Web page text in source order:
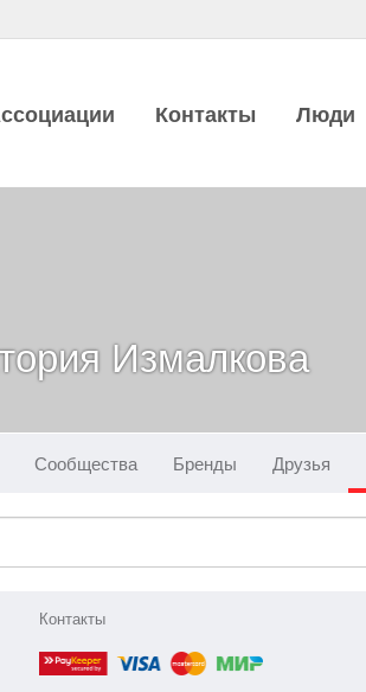
Контакты Люди
Измалкова
Сообщества Бренды Друзья
Контакты